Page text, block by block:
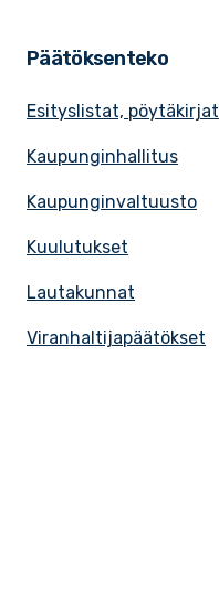
Päätöksenteko
Esityslistat, pöytäkirjat
Kaupunginhallitus
Kaupunginvaltuusto
Kuulutukset
Lautakunnat
Viranhaltijapäätökset